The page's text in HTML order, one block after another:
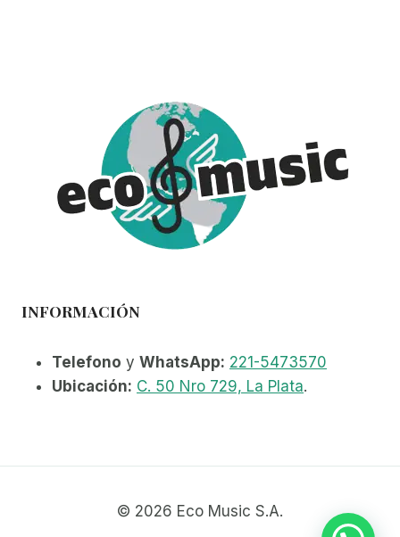
INFORMACIÓN
Telefono y WhatsApp: 221-5473570
Ubicación: C. 50 Nro 729, La Plata.
© 2026 Eco Music S.A.